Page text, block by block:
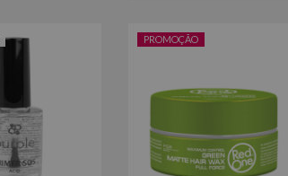
PROMOÇÃO